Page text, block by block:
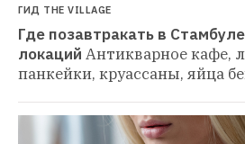
ГИД THE VILLAGE
Где позавтракать в
локаций Антикварное кафе,
панкейки, круассаны, яйца